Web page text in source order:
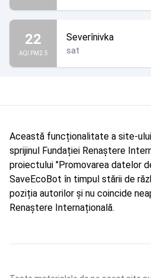
22
AQI PM2.5
Severînivka
sat
Această funcționalitate a site-
sprijinul Fundației Renaștere
proiectului "Promovarea datelor
SaveEcoBot în timpul stării de
poziția autorilor și nu coincide
Renaștere Internațională.